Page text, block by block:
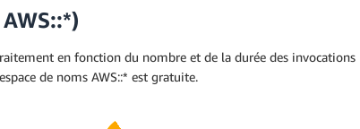
en fonction du nombre et de la durée des invocations
de noms AWS::* est gratuite.